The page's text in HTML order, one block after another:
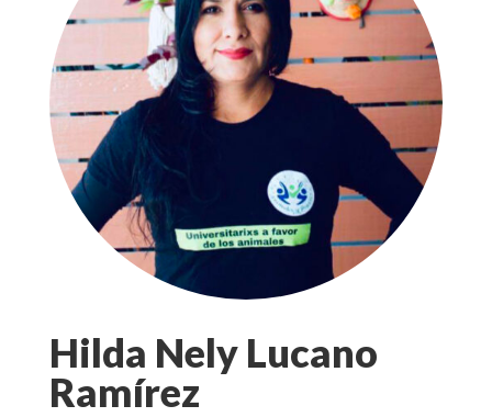
Hilda Nely Lucano
Ramírez